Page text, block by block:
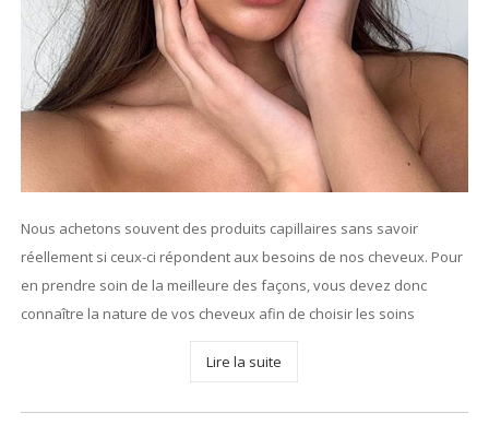
Nous achetons souvent des produits capillaires sans savoir
réellement si ceux-ci répondent aux besoins de nos cheveux. Pour
en prendre soin de la meilleure des façons, vous devez donc
connaître la nature de vos cheveux afin de choisir les soins
Lire la suite